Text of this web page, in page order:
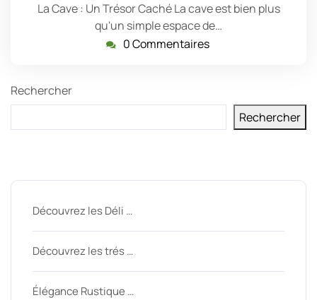
La Cave : Un Trésor Caché La cave est bien plus
qu'un simple espace de…
0 Commentaires
Rechercher
Rechercher
Découvrez les Déli …
Découvrez les trés …
Élégance Rustique …